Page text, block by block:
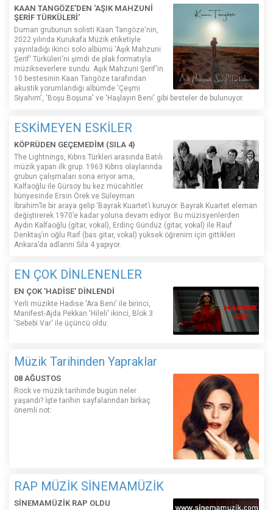
KAAN TANGÖZE'DEN 'AŞIK MAHZUNİ
ŞERİF TÜRKÜLERİ'
Duman grubunun solisti Kaan Tangöze'nin,
2022 yılında Kurukafa Müzik etiketiyle
yayınladığı ikinci solo albümü 'Aşık Mahzuni
Şerif' Türküleri'ni şimdi de plak formatıyla
müzikseverlere sundu. Aşık Mahzuni Şerif'in
10 bestesinin Kaan Tangöze tarafından
akustik yorumlandığı albümde 'Çeşmi
Siyahım', 'Boşu Boşuna' ve 'Haşlayın Beni' gibi besteler de bulunuyor.
ESKİMEYEN ESKİLER
KÖPRÜDEN GEÇEMEDİM (SILA 4)
The Lightnings, Kıbrıs Türkleri arasında Batılı
müzik yapan ilk grup. 1963 Kıbrıs olaylarında
grubun çalışmaları sona eriyor ama,
Kalfaoğlu ile Gürsoy bu kez mücahitler
bünyesinde Ersin Örek ve Süleyman
İbrahim’le bir araya gelip ‘Bayrak Kuartet’i kuruyor. Bayrak Kuartet eleman
değiştirerek 1970’e kadar yoluna devam ediyor. Bu müzisyenlerden
Aydın Kalfaoğlu (gitar, vokal), Erdinç Gündüz (gitar, vokal) ile Rauf
Denktaş’ın oğlu Raif (bas gitar, vokal) yüksek öğrenim için gittikleri
Ankara’da adlarını Sıla 4 yapıyor.
EN ÇOK DİNLENENLER
EN ÇOK 'HADİSE' DİNLENDİ
Yerli müzikte Hadise 'Ara Beni' ile birinci,
Manifest-Ajda Pekkan 'Hileli' ikinci, Blok 3
'Sebebi Var' ile üçüncü oldu.
Müzik Tarihinden Yapraklar
08 AĞUSTOS
Rock ve müzik tarihinde bugün neler
yaşandı? İşte tarihin sayfalarından birkaç
önemli not:
RAP MÜZİK SİNEMAMÜZİK
SİNEMAMÜZİK RAP OLDU